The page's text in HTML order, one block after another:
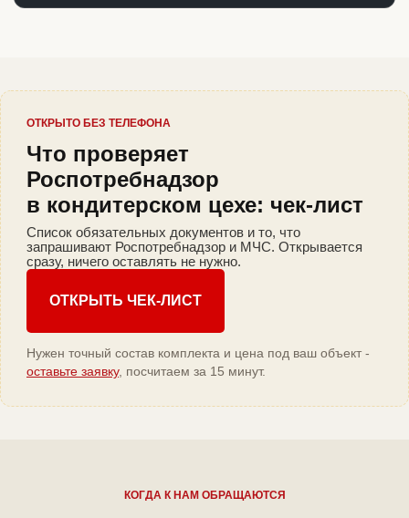
ОТКРЫТО БЕЗ ТЕЛЕФОНА
Что проверяет
Роспотребнадзор
в кондитерском цехе: чек-лист
Список обязательных документов и то, что
запрашивают Роспотребнадзор и МЧС. Открывается
сразу, ничего оставлять не нужно.
ОТКРЫТЬ ЧЕК-ЛИСТ
Нужен точный состав комплекта и цена под ваш объект -
оставьте заявку, посчитаем за 15 минут.
КОГДА К НАМ ОБРАЩАЮТСЯ